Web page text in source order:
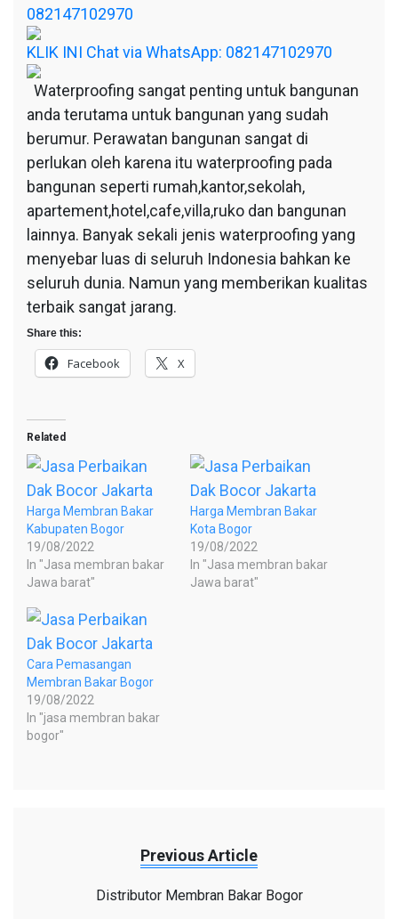
082147102970
KLIK INI Chat via WhatsApp: 082147102970
Waterproofing sangat penting untuk bangunan
anda terutama untuk bangunan yang sudah
berumur. Perawatan bangunan sangat di
perlukan oleh karena itu waterproofing pada
bangunan seperti rumah,kantor,sekolah,
apartement,hotel,cafe,villa,ruko dan bangunan
lainnya. Banyak sekali jenis waterproofing yang
menyebar luas di seluruh Indonesia bahkan ke
seluruh dunia. Namun yang memberikan kualitas
terbaik sangat jarang.
Share this:
Facebook X
Related
Harga Membran Bakar
Kabupaten Bogor
19/08/2022
In "Jasa membran bakar
Jawa barat"
Harga Membran Bakar
Kota Bogor
19/08/2022
In "Jasa membran bakar
Jawa barat"
Cara Pemasangan
Membran Bakar Bogor
19/08/2022
In "jasa membran bakar
bogor"
Previous Article
Distributor Membran Bakar Bogor